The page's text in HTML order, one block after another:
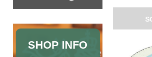
SHOP INFO